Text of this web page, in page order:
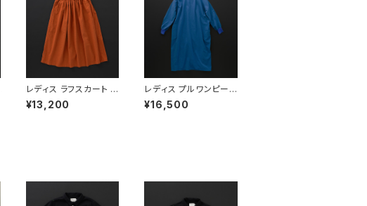
レディス ラフスカート オ
レンジ
¥13,200
レディス プルワンピース
ブルー
¥16,500